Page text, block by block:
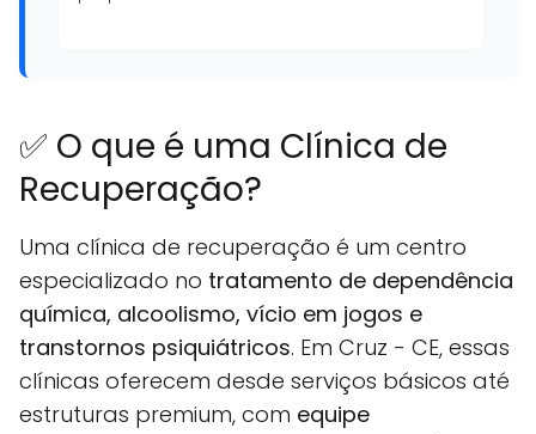
✅ O que é uma Clínica de
Recuperação?
Uma clínica de recuperação é um centro
especializado no tratamento de dependência
química, alcoolismo, vício em jogos e
transtornos psiquiátricos. Em Cruz - CE, essas
clínicas oferecem desde serviços básicos até
estruturas premium, com equipe